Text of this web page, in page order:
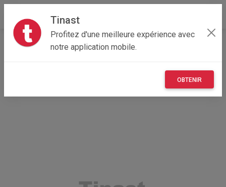
Tinast
Profitez d'une meilleure expérience avec
notre application mobile.
OBTENIR
Accueil Vêtements et objets personnels